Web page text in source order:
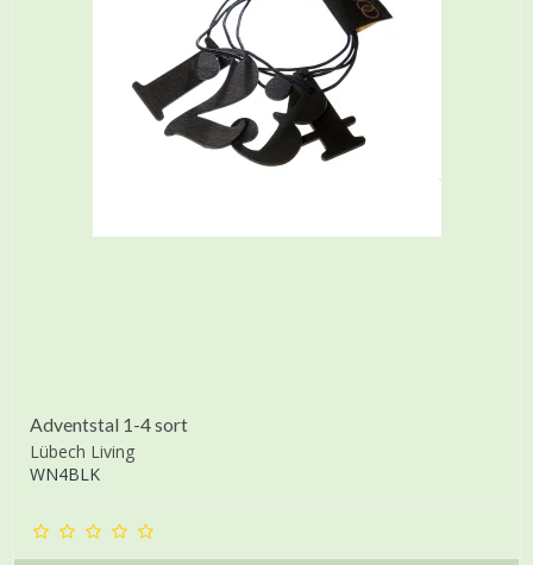
Adventstal 1-4 sort
Lübech Living
WN4BLK